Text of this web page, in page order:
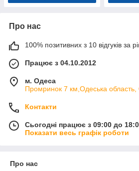
Про нас
100% позитивних з 10 відгуків за
Працює з 04.10.2012
м. Одеса
Промринок 7 км,Одеська область,
Контакти
Сьогодні працює з 09:00 до
Показати весь графік роботи
Про нас